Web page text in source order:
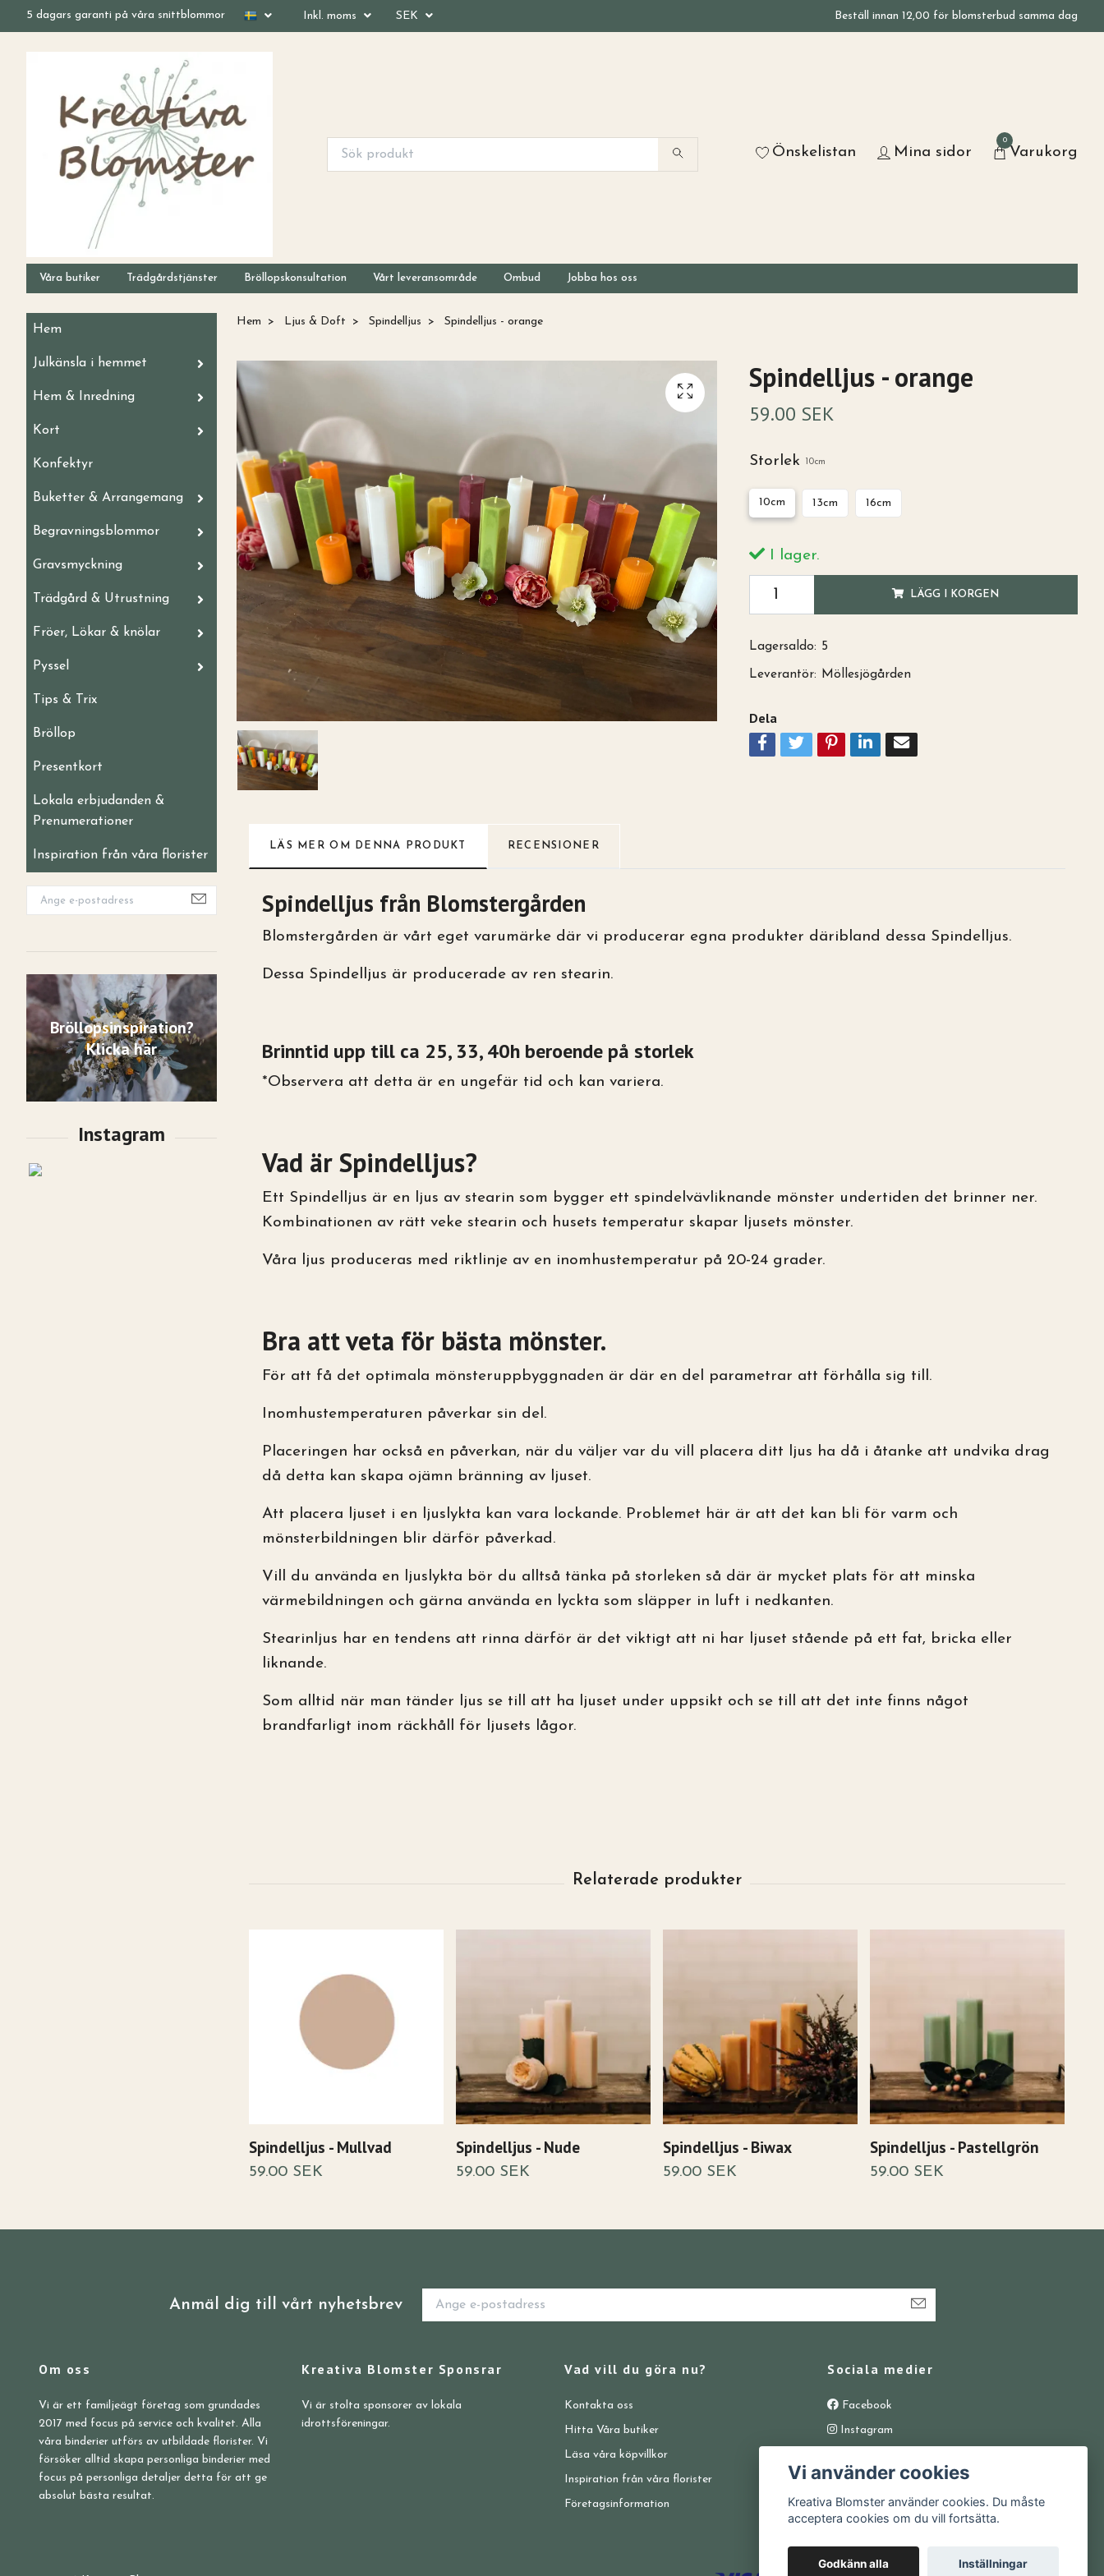
5 dagars garanti på våra snittblommor Inkl. moms SEK Beställ innan 12,00 för blomsterbud samma dag
Önskelistan Mina sidor
0
Varukorg
Våra butiker Trädgårdstjänster Bröllopskonsultation Vårt leveransområde Ombud Jobba hos oss
Hem
Julkänsla i hemmet
Hem & Inredning
Kort
Konfektyr
Buketter & Arrangemang
Begravningsblommor
Gravsmyckning
Trädgård & Utrustning
Fröer, Lökar & knölar
Pyssel
Tips & Trix
Bröllop
Presentkort
Lokala erbjudanden &
Prenumerationer
Inspiration från våra florister
Bröllopsinspiration?
Klicka här
Hem Ljus & Doft Spindelljus Spindelljus - orange
Spindelljus - orange
59.00 SEK
Storlek 10cm
10cm 13cm 16cm
I lager.
LÄGG I KORGEN
Lagersaldo: 5
Leverantör: Möllesjögården
Dela
LÄS MER OM DENNA PRODUKT RECENSIONER
Spindelljus från Blomstergården
Blomstergården är vårt eget varumärke där vi producerar egna produkter däribland dessa Spindelljus.
Dessa Spindelljus är producerade av ren stearin.
Brinntid upp till ca 25, 33, 40h beroende på storlek
*Observera att detta är en ungefär tid och kan variera.
Vad är Spindelljus?
Ett Spindelljus är en ljus av stearin som bygger ett spindelvävliknande mönster undertiden det brinner ner.
Kombinationen av rätt veke stearin och husets temperatur skapar ljusets mönster.
Våra ljus produceras med riktlinje av en inomhustemperatur på 20-24 grader.
Bra att veta för bästa mönster.
För att få det optimala mönsteruppbyggnaden är där en del parametrar att förhålla sig till.
Inomhustemperaturen påverkar sin del.
Placeringen har också en påverkan, när du väljer var du vill placera ditt ljus ha då i åtanke att undvika drag
då detta kan skapa ojämn bränning av ljuset.
Att placera ljuset i en ljuslykta kan vara lockande. Problemet här är att det kan bli för varm och
mönsterbildningen blir därför påverkad.
Vill du använda en ljuslykta bör du alltså tänka på storleken så där är mycket plats för att minska
värmebildningen och gärna använda en lyckta som släpper in luft i nedkanten.
Stearinljus har en tendens att rinna därför är det viktigt att ni har ljuset stående på ett fat, bricka eller
liknande.
Som alltid när man tänder ljus se till att ha ljuset under uppsikt och se till att det inte finns något
brandfarligt inom räckhåll för ljusets lågor.
Spindelljus - Mullvad
59.00 SEK
Spindelljus - Nude
59.00 SEK
Spindelljus - Biwax
59.00 SEK
Spindelljus - Pastellgrön
59.00 SEK
Anmäl dig till vårt nyhetsbrev
Om oss
Vi är ett familjeägt företag som grundades
2017 med focus på service och kvalitet. Alla
våra binderier utförs av utbildade florister. Vi
försöker alltid skapa personliga binderier med
focus på personliga detaljer detta för att ge
absolut bästa resultat.
Kreativa Blomster Sponsrar
Vi är stolta sponsorer av lokala
idrottsföreningar.
Vad vill du göra nu?
Kontakta oss
Hitta Våra butiker
Läsa våra köpvillkor
Inspiration från våra florister
Företagsinformation
Sociala medier
Facebook
Instagram
Vi använder cookies
Kreativa Blomster använder cookies. Du måste
acceptera cookies om du vill fortsätta.
Godkänn alla Inställningar